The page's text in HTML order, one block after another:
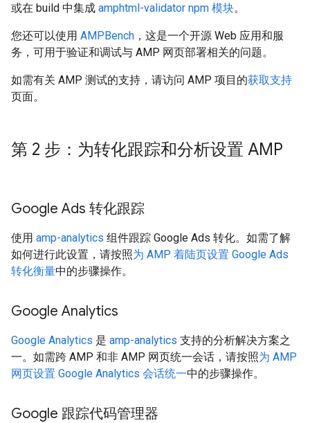
或在 build 中集成 amphtml-validator npm 模块。
您还可以使用 AMPBench ，这是一个开源 Web 应用和服
务，可用于验证和调试与 AMP 网页部署相关的问题。
如需有关 AMP 测试的支持，请访问 AMP 项目的获取支持
页面。
第 2 步：为转化跟踪和分析设置 AMP
Google Ads 转化跟踪
使用 amp-analytics 组件跟踪 Google Ads 转化。如需了解
如何进行此设置，请按照为 AMP 着陆页设置 Google Ads
转化衡量中的步骤操作。
Google Analytics
Google Analytics 是 amp-analytics 支持的分析解决方案之
一。如需跨 AMP 和非 AMP 网页统一会话，请按照为 AMP
网页设置 Google Analytics 会话统一中的步骤操作。
Google 跟踪代码管理器